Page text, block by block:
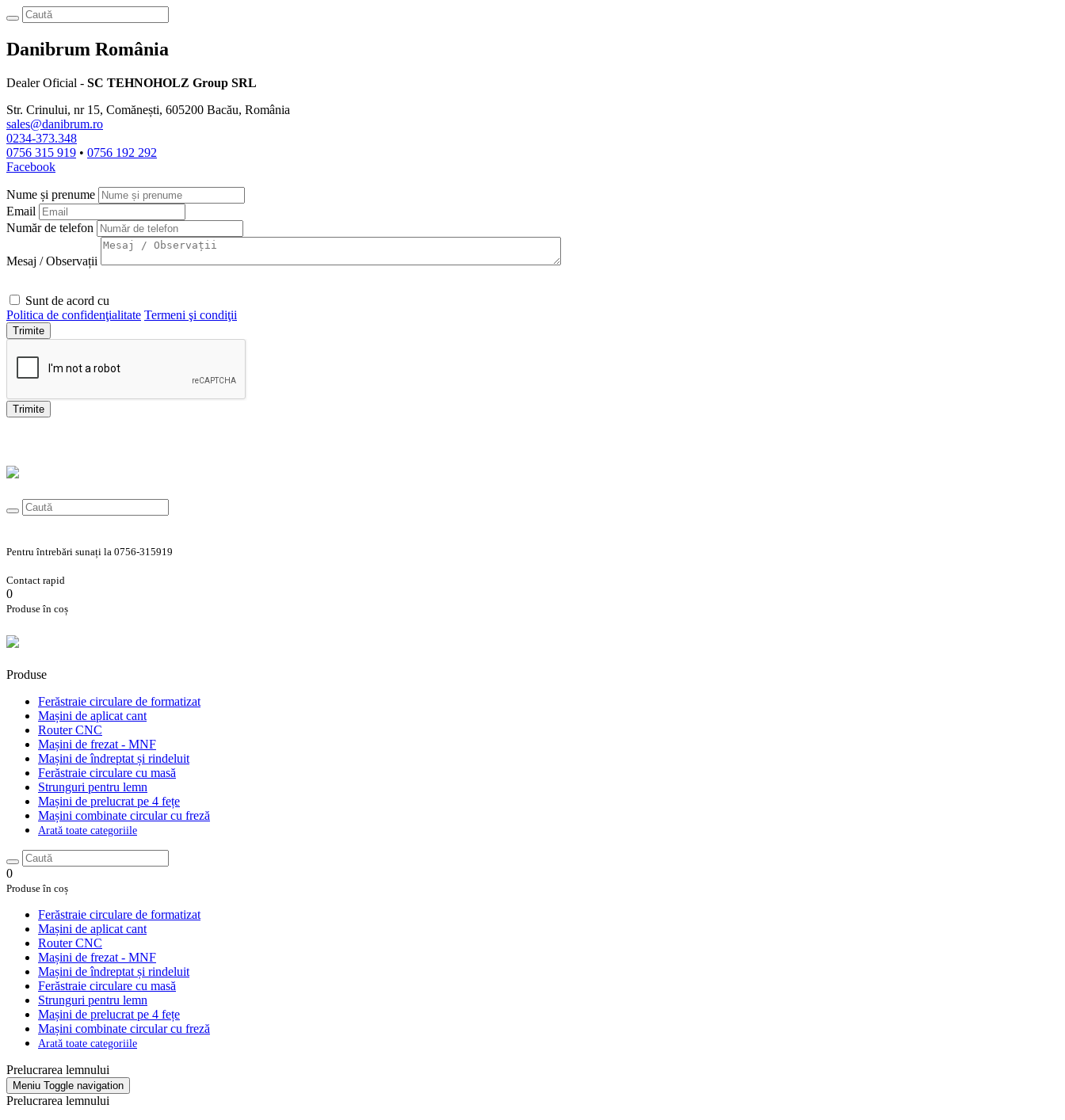
Danibrum România
Dealer Oficial - SC TEHNOHOLZ Group SRL
Str. Crinului, nr 15, Comănești, 605200 Bacău, România
sales@danibrum.ro
0234-373.348
0756 315 919 • 0756 192 292
Facebook
Nume și prenume
Email
Număr de telefon
Mesaj / Observații
Sunt de acord cu
Politica de confidenţialitate Termeni şi condiţii
Trimite
Trimite
Pentru întrebări sunați la 0756-315919
Contact rapid
0
Produse în coș
Produse
Ferăstraie circulare de formatizat
Mașini de aplicat cant
Router CNC
Mașini de frezat - MNF
Mașini de îndreptat și rindeluit
Ferăstraie circulare cu masă
Strunguri pentru lemn
Mașini de prelucrat pe 4 fețe
Mașini combinate circular cu freză
Arată toate categoriile
0
Produse în coș
Ferăstraie circulare de formatizat
Mașini de aplicat cant
Router CNC
Mașini de frezat - MNF
Mașini de îndreptat și rindeluit
Ferăstraie circulare cu masă
Strunguri pentru lemn
Mașini de prelucrat pe 4 fețe
Mașini combinate circular cu freză
Arată toate categoriile
Prelucrarea lemnului
Meniu Toggle navigation
Prelucrarea lemnului